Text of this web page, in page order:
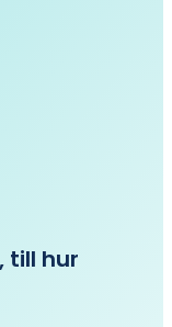
till hur